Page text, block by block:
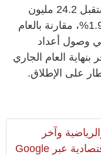
الربع الثالث من عام 2025، حيث استقبل 24.2 مليون
مسافر بين يوليو وسبتمبر، بنمو بلغ 1.9%، مقارنة بالعام
وصول أعداد
مليون مسافر بنهاية العام الجاري
وآخر
المستجدات السياسية والإقتصادية عبر Google